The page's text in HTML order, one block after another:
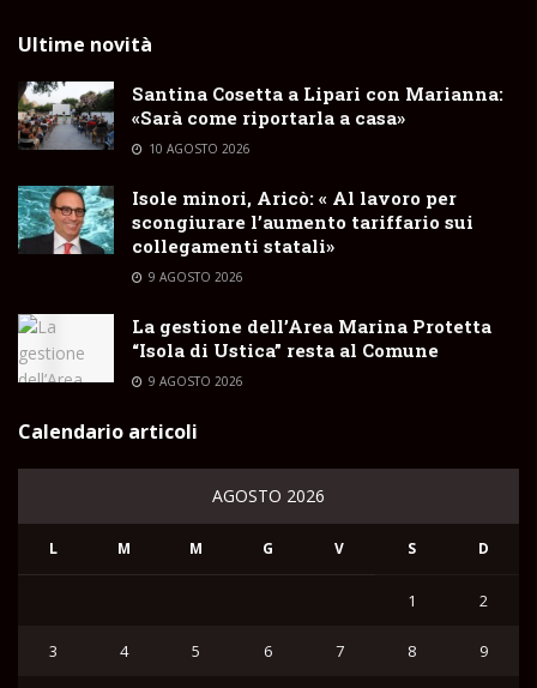
Ultime novità
Santina Cosetta a Lipari con Marianna:
«Sarà come riportarla a casa»
10 AGOSTO 2026
Isole minori, Aricò: « Al lavoro per
scongiurare l’aumento tariffario sui
collegamenti statali»
9 AGOSTO 2026
La gestione dell’Area Marina Protetta
“Isola di Ustica” resta al Comune
9 AGOSTO 2026
Calendario articoli
AGOSTO 2026
L M M G V S D
1 2
3 4 5 6 7 8 9